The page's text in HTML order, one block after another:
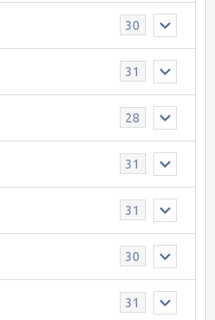
30
31
28
31
31
30
31